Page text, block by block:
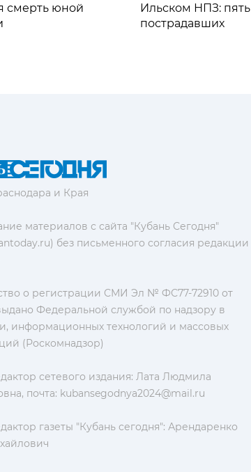
смерть юной
Ильском НПЗ: пять
пострадавших
и Края
материалов с сайта "Кубань Сегодня"
без письменного согласия редакции
о регистрации СМИ Эл № ФС77-72910 от
Федеральной службой по надзору в
информационных технологий и массовых
(Роскомнадзор)
сетевого издания: Лата Людмила
почта: kubansegodnya2024@mail.ru
газеты "Кубань сегодня": Арендаренко